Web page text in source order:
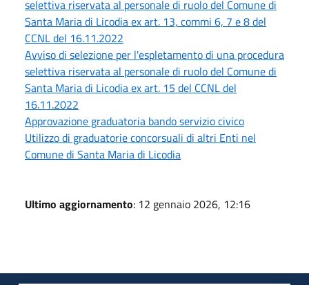
selettiva riservata al personale di ruolo del Comune di
Santa Maria di Licodia ex art. 13, commi 6, 7 e 8 del
CCNL del 16.11.2022
Avviso di selezione per l'espletamento di una procedura
selettiva riservata al personale di ruolo del Comune di
Santa Maria di Licodia ex art. 15 del CCNL del
16.11.2022
Approvazione graduatoria bando servizio civico
Utilizzo di graduatorie concorsuali di altri Enti nel
Comune di Santa Maria di Licodia
Ultimo aggiornamento: 12 gennaio 2026, 12:16